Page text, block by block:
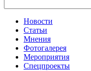
Новости
Статьи
Мнения
Фотогалерея
Мероприятия
Спецпроекты